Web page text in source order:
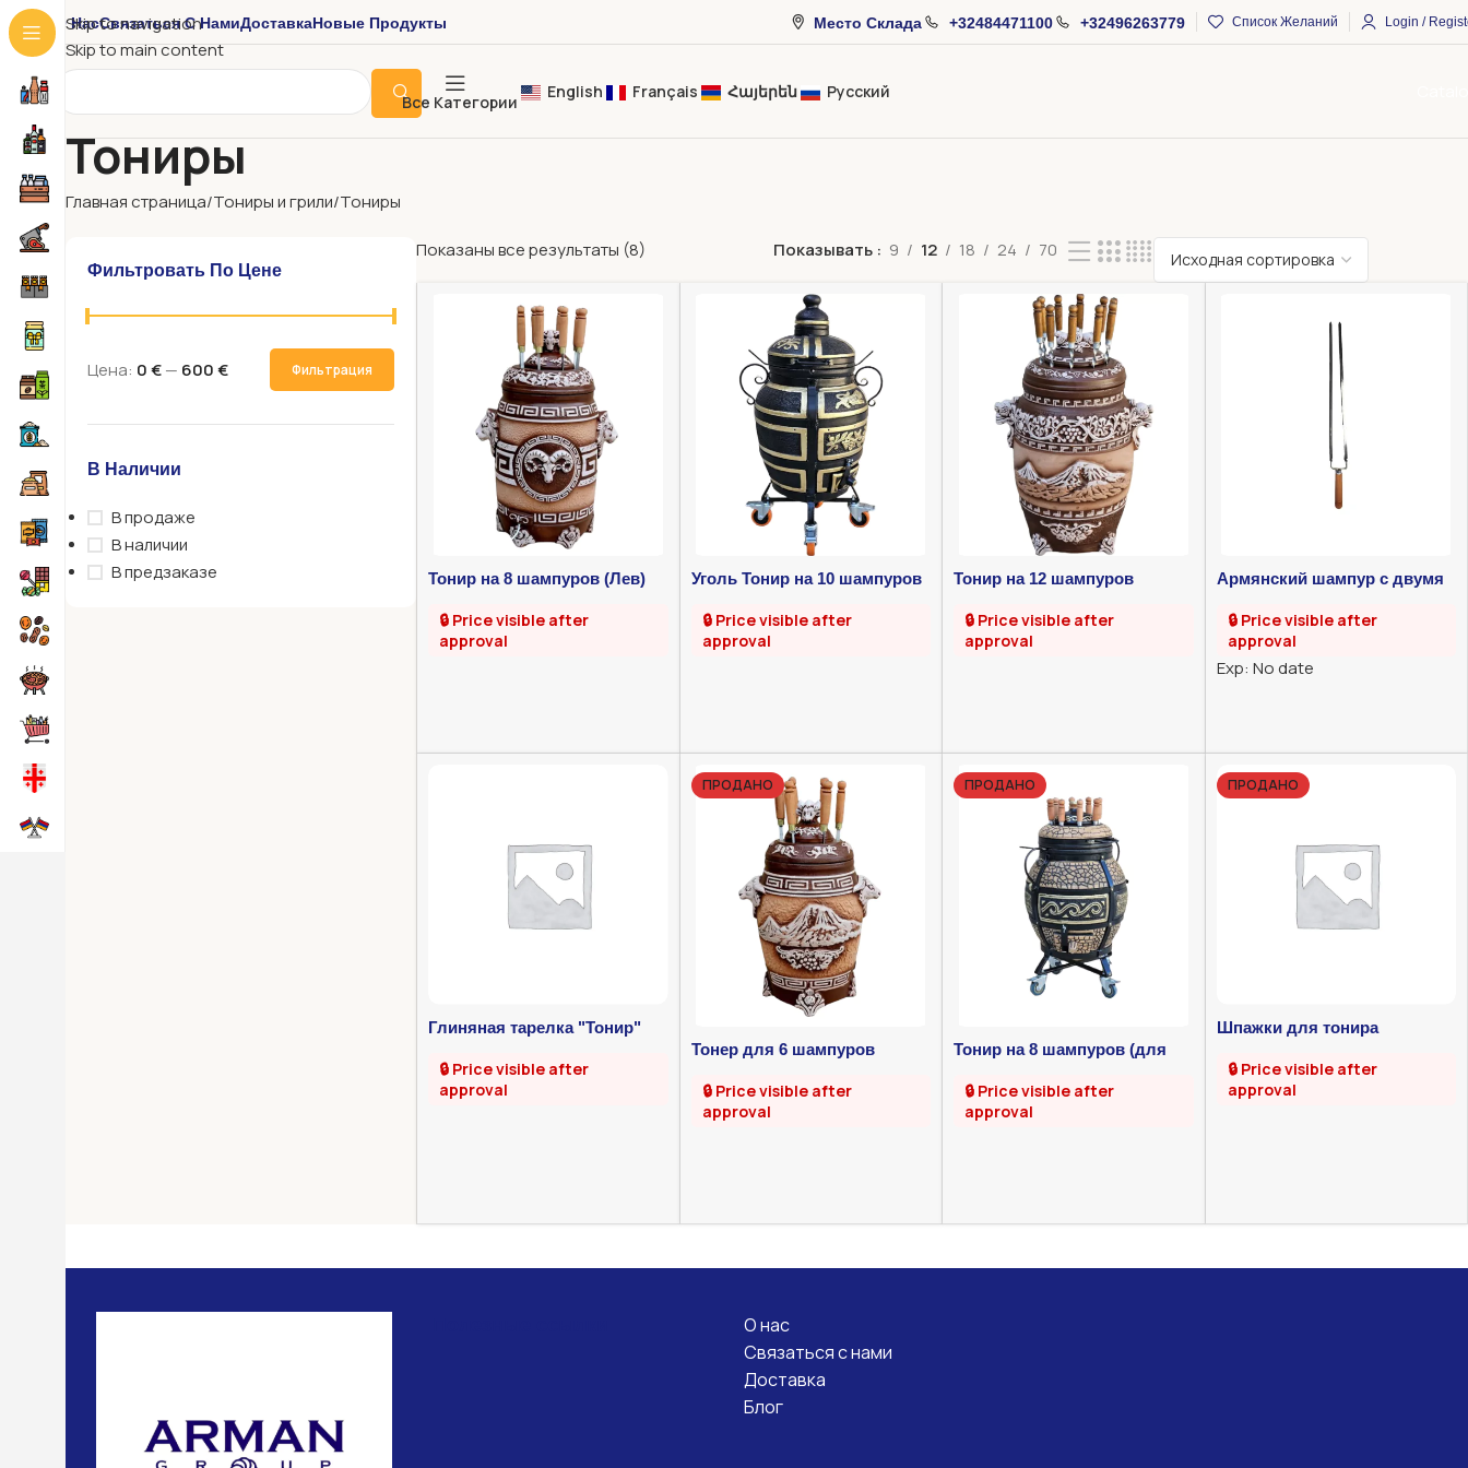
Skip to navigation
Skip to main content
О НасСвязаться С НамиДоставкаНовые Продукты Место Склада +32484471100 +32496263779 Список Желаний Login /
Все Категории
English Français Հայերեն Русский
Тониры
Главная страница Тониры и грили Тониры
Фильтровать По Цене
Фильтрация
Цена: 0 €— 600 €
В Наличии
В продаже
В наличии
В предзаказе
Показаны все результаты (8) Показывать 9 12 18 24 70
Тонир на 8 шампуров (Лев)
🔒 Price visible after
approval
Уголь Тонир на 10 шампуров
🔒 Price visible after
approval
Тонир на 12 шампуров
🔒 Price visible after
approval
Армянский шампур с двумя
🔒 Price visible after
approval
Exp: No date
Глиняная тарелка "Тонир"
🔒 Price visible after
approval
ПРОДАНО
Тонер для 6 шампуров
🔒 Price visible after
approval
ПРОДАНО
Тонир на 8 шампуров (для
🔒 Price visible after
approval
ПРОДАНО
Шпажки для тонира
🔒 Price visible after
approval
О нас
Связаться с нами
Доставка
Блог